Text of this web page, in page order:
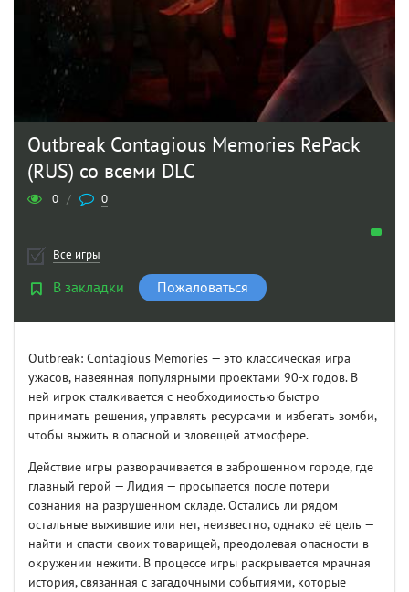
Outbreak Contagious Memories RePack
(RUS) со всеми DLC
0 / 0
Все игры
В закладки Пожаловаться
Outbreak: Contagious Memories — это классическая игра
ужасов, навеянная популярными проектами 90-х годов. В
ней игрок сталкивается с необходимостью быстро
принимать решения, управлять ресурсами и избегать зомби,
чтобы выжить в опасной и зловещей атмосфере.
Действие игры разворачивается в заброшенном городе, где
главный герой — Лидия — просыпается после потери
сознания на разрушенном складе. Остались ли рядом
остальные выжившие или нет, неизвестно, однако её цель —
найти и спасти своих товарищей, преодолевая опасности в
окружении нежити. В процессе игры раскрывается мрачная
история, связанная с загадочными событиями, которые